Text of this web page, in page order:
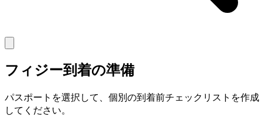
フィジー到着の準備
パスポートを選択して、個別の到着前チェックリストを作成
してください。